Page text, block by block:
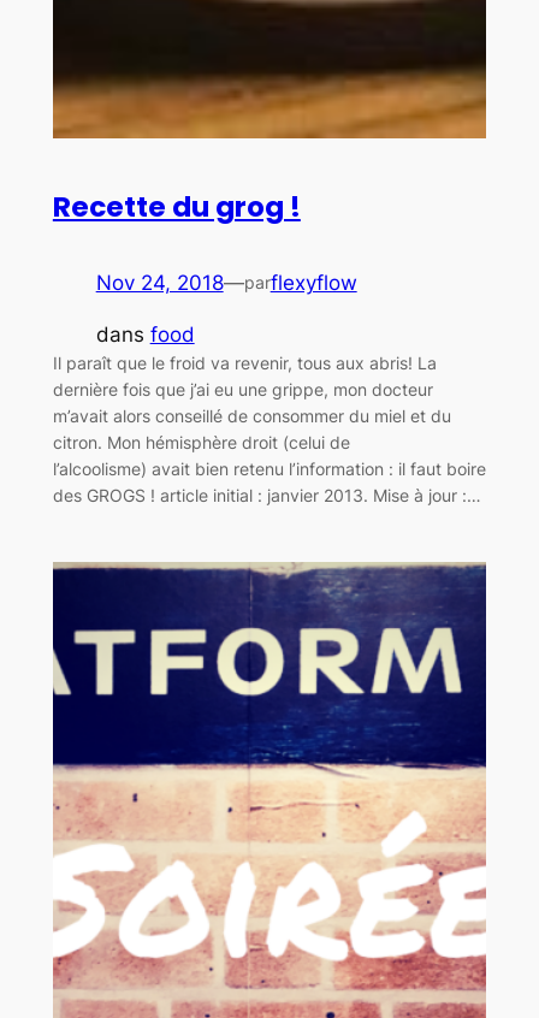
Recette du grog !
Nov 24, 2018—parflexyflow
dans food
Il paraît que le froid va revenir, tous aux abris! La
dernière fois que j’ai eu une grippe, mon docteur
m’avait alors conseillé de consommer du miel et du
citron. Mon hémisphère droit (celui de
l’alcoolisme) avait bien retenu l’information : il faut boire
des GROGS ! article initial : janvier 2013. Mise à jour :…